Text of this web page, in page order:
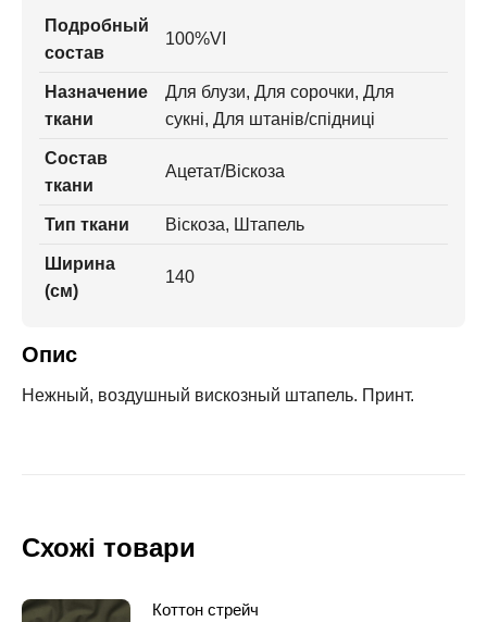
Подробный
состав
100%VI
Назначение
ткани
Для блузи, Для сорочки, Для
сукні, Для штанів/спідниці
Состав
ткани
Ацетат/Віскоза
Тип ткани Віскоза, Штапель
Ширина
(см)
140
Опис
Нежный, воздушный вискозный штапель. Принт.
Схожі товари
Коттон стрейч